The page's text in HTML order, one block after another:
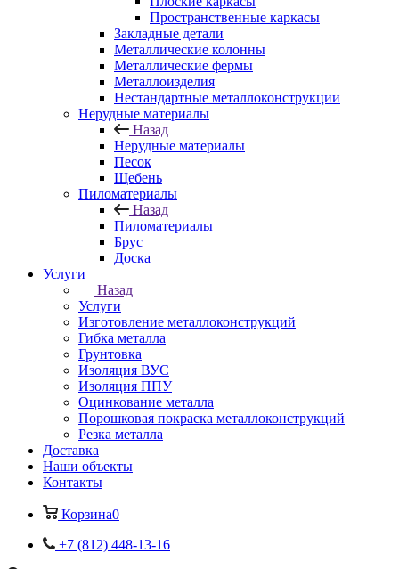
Пространственные каркасы
Закладные детали
Металлические колонны
Металлические фермы
Металлоизделия
Нестандартные металлоконструкции
Нерудные материалы
Назад
Нерудные материалы
Песок
Щебень
Пиломатериалы
Назад
Пиломатериалы
Брус
Доска
Услуги
Назад
Услуги
Изготовление металлоконструкций
Гибка металла
Грунтовка
Изоляция ВУС
Изоляция ППУ
Оцинкование металла
Порошковая покраска металлоконструкций
Резка металла
Доставка
Наши объекты
Контакты
Корзина0
+7 (812) 448-13-16